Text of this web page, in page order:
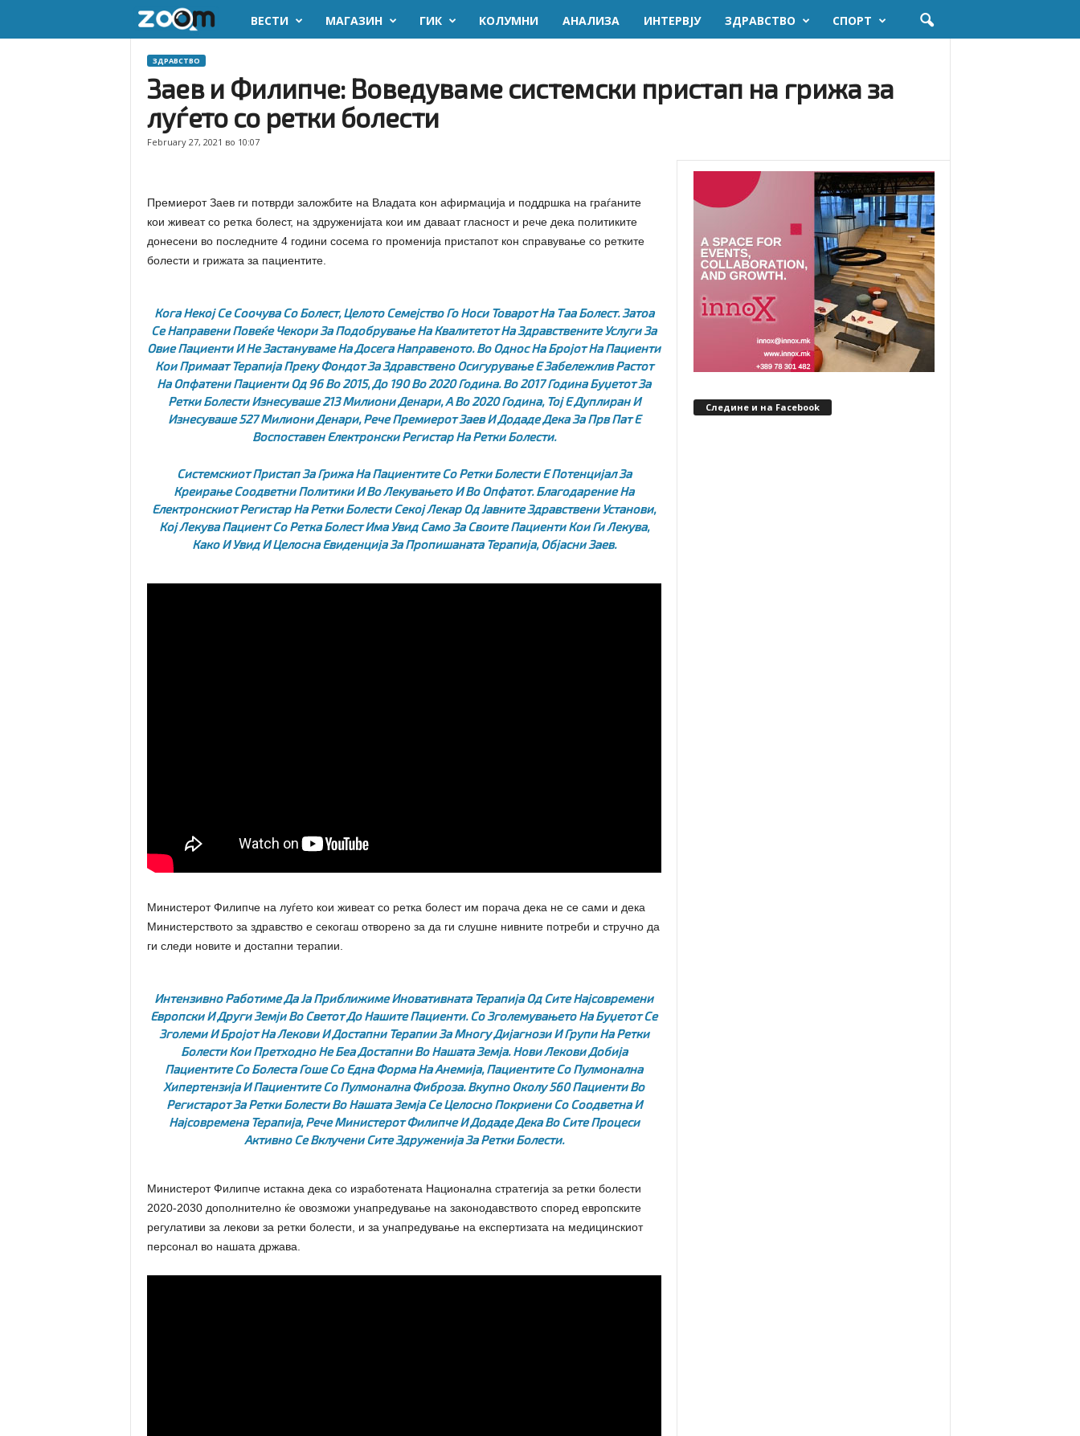
o
m
ВЕСТИ МАГАЗИН ГИК KОЛУМНИ AНАЛИЗА ИНТЕРВЈУ ЗДРАВСТВО СПОРТ
ЗДРАВСТВО
Заев и Филипче: Воведуваме системски пристап на грижа за
луѓето со ретки болести
February 27, 2021 во 10:07
Премиерот Заев ги потврди заложбите на Владата кон афирмација и поддршка на граѓаните
кои живеат со ретка болест, на здруженијата кои им даваат гласност и рече дека политиките
донесени во последните 4 години сосема го променија пристапот кон справување со ретките
болести и грижата за пациентите.
Кога Некој Се Соочува Со Болест, Целото Семејство Го Носи Товарот На Таа Болест. Затоа
Се Направени Повеќе Чекори За Подобрување На Квалитетот На Здравствените Услуги За
Овие Пациенти И Не Застануваме На Досега Направеното. Во Однос На Бројот На Пациенти
Кои Примаат Терапија Преку Фондот За Здравствено Осигурување Е Забележлив Растот
На Опфатени Пациенти Од 96 Во 2015, До 190 Во 2020 Година. Во 2017 Година Буџетот За
Ретки Болести Изнесуваше 213 Милиони Денари, А Во 2020 Година, Тој Е Дуплиран И
Изнесуваше 527 Милиони Денари, Рече Премиерот Заев И Додаде Дека За Прв Пат Е
Воспоставен Електронски Регистар На Ретки Болести.
Системскиот Пристап За Грижа На Пациентите Со Ретки Болести Е Потенцијал За
Креирање Соодветни Политики И Во Лекувањето И Во Опфатот. Благодарение На
Електронскиот Регистар На Ретки Болести Секој Лекар Од Јавните Здравствени Установи,
Кој Лекува Пациент Со Ретка Болест Има Увид Само За Своите Пациенти Кои Ги Лекува,
Како И Увид И Целосна Евиденција За Пропишаната Терапија, Објасни Заев.
Министерот Филипче на луѓето кои живеат со ретка болест им порача дека не се сами и дека
Министерството за здравство е секогаш отворено за да ги слушне нивните потреби и стручно да
ги следи новите и достапни терапии.
Интензивно Работиме Да Ја Приближиме Иновативната Терапија Од Сите Најсовремени
Европски И Други Земји Во Светот До Нашите Пациенти. Со Зголемувањето На Буџетот Се
Зголеми И Бројот На Лекови И Достапни Терапии За Многу Дијагнози И Групи На Ретки
Болести Кои Претходно Не Беа Достапни Во Нашата Земја. Нови Лекови Добија
Пациентите Со Болеста Гоше Со Една Форма На Анемија, Пациентите Со Пулмонална
Хипертензија И Пациентите Со Пулмонална Фиброза. Вкупно Околу 560 Пациенти Во
Регистарот За Ретки Болести Во Нашата Земја Се Целосно Покриени Со Соодветна И
Најсовремена Терапија, Рече Министерот Филипче И Додаде Дека Во Сите Процеси
Активно Се Вклучени Сите Здруженија За Ретки Болести.
Министерот Филипче истакна дека со изработената Национална стратегија за ретки болести
2020-2030 дополнително ќе овозможи унапредување на законодавството според европските
регулативи за лекови за ретки болести, и за унапредување на експертизата на медицинскиот
персонал во нашата држава.
Следине и на Facebook